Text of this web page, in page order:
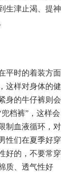
生津止渴、提神
平时的着装方面
这样对身体的健
身的牛仔裤则会
档裤”，这样会
制血液循环，对
性们在夏季好穿
好的，不要常穿
质、透气性好